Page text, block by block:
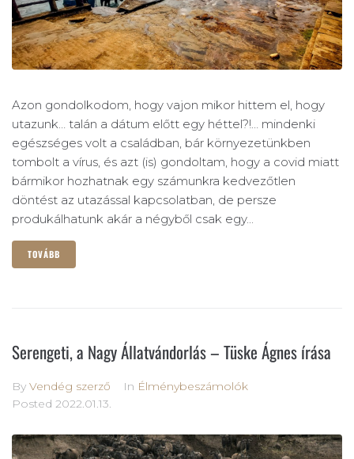
Azon gondolkodom, hogy vajon mikor hittem el, hogy
utazunk… talán a dátum előtt egy héttel?!… mindenki
egészséges volt a családban, bár környezetünkben
tombolt a vírus, és azt (is) gondoltam, hogy a covid miatt
bármikor hozhatnak egy számunkra kedvezőtlen
döntést az utazással kapcsolatban, de persze
produkálhatunk akár a négyből csak egy...
TOVÁBB
Serengeti, a Nagy Állatvándorlás – Tüske Ágnes írása
By Vendég szerző In Élménybeszámolók
Posted 2022.01.13.